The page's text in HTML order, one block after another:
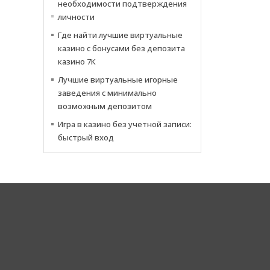
необходимости подтверждения
личности
Где найти лучшие виртуальные
казино с бонусами без депозита
казино 7К
Лучшие виртуальные игорные
заведения с минимально
возможным депозитом
Игра в казино без учетной записи:
быстрый вход